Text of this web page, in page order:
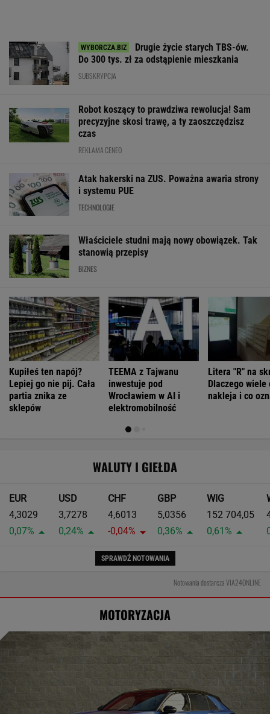
Drugie życie starych TBS-ów.
Do 300 tys. zł za odstąpienie mieszkania
SUBSKRYPCJA
Robot koszący to prawdziwa rewolucja! Sam
precyzyjne skosi trawę, a ty zaoszczędzisz
czas
REKLAMA CENEO
Atak hakerski na ZUS. Poważna awaria strony
i systemu PUE
TECHNOLOGIE
Właściciele studni mają nowy obowiązek. Tak
stanowią przepisy
BIZNES
Kupiłeś ten napój?
Lepiej go nie pij. Cała
partia znika ze
sklepów
TEEMA z Tajwanu
inwestuje pod
Wrocławiem w AI i
elektromobilność
Litera "R" na
Dlaczego wiele
nakleja i co
WALUTY I GIEŁDA
EUR
4,3029
0,07%
USD
3,7278
0,24%
CHF
4,6013
-0,04%
GBP
5,0356
0,36%
WIG
152 704,05
0,61%
SPRAWDŹ NOTOWANIA
Notowania dostarcza VIA24ONLINE
MOTORYZACJA